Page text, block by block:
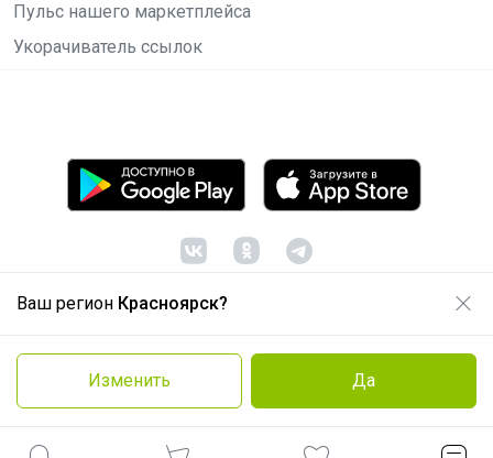
Ваш регион Красноярск?
Изменить Да
Пульс нашего маркетплейса
Укорачиватель ссылок
© ООО "Лявита", ОГРН 1122468054070, 2012 -2026
Политика конфиденциальности
Cоглашение пользователя